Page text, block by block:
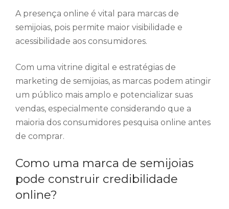
A presença online é vital para marcas de
semijoias, pois permite maior visibilidade e
acessibilidade aos consumidores.
Com uma vitrine digital e estratégias de
marketing de semijoias, as marcas podem atingir
um público mais amplo e potencializar suas
vendas, especialmente considerando que a
maioria dos consumidores pesquisa online antes
de comprar.
Como uma marca de semijoias
pode construir credibilidade
online?